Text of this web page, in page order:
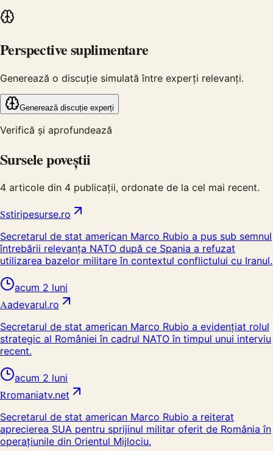
Perspective suplimentare
Generează o discuție simulată între experți relevanți.
Generează discuție experți
Verifică și aprofundează
Sursele poveștii
4 articole din 4 publicații, ordonate de la cel mai recent.
Sstiripesurse.ro
Secretarul de stat american Marco Rubio a pus sub semnul
întrebării relevanța NATO după ce Spania a refuzat
utilizarea bazelor militare în contextul conflictului cu Iranul.
acum 2 luni
Aadevarul.ro
Secretarul de stat american Marco Rubio a evidențiat rolul
strategic al României în cadrul NATO în timpul unui interviu
recent.
acum 2 luni
Rromaniatv.net
Secretarul de stat american Marco Rubio a reiterat
aprecierea SUA pentru sprijinul militar oferit de România în
operațiunile din Orientul Mijlociu.